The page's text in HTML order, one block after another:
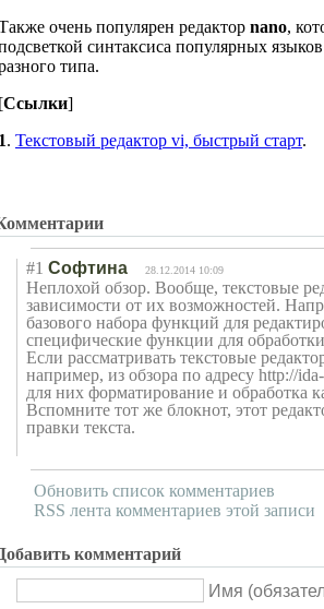
очень популярен редактор nano,
синтаксиса популярных
типа.
[Ссылки]
1. Текстовый редактор vi, быстрый старт.
#1 Софтина 28.12.2014 10:09
Неплохой обзор. Вообще, текстовые
зависимости от их возможностей.
базового набора функций для
специфические функции для
Если рассматривать текстовые
например, из обзора по адресу http://
для них форматирование и обработка
Вспомните тот же блокнот, этот
правки текста.
Обновить список комментариев
RSS лента комментариев этой записи
комментарий
Имя